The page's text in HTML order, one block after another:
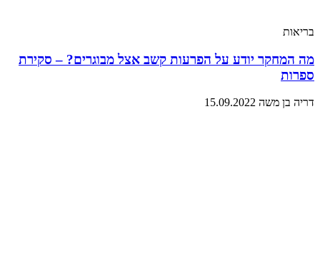
בריאות
מה המחקר יודע על הפרעות קשב אצל מבוגרים? – סקירת
ספרות
דריה בן משה 15.09.2022